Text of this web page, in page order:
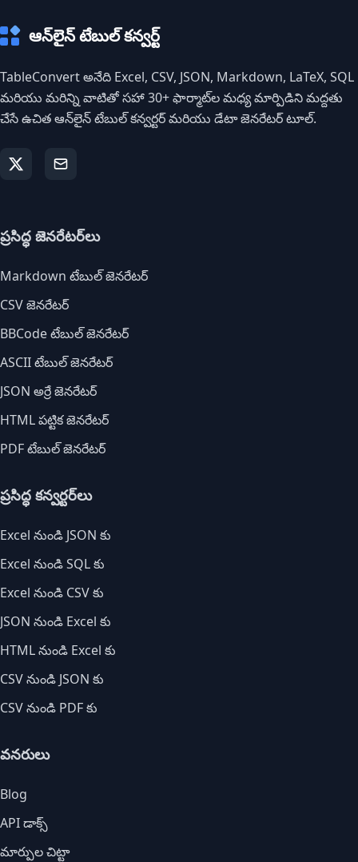
ఆన్‌లైన్ టేబుల్ కన్వర్ట్
TableConvert అనేది Excel, CSV, JSON, Markdown, LaTeX, SQL
మరియు మరిన్ని వాటితో సహా 30+ ఫార్మాట్‌ల మధ్య మార్పిడిని మద్దతు
చేసే ఉచిత ఆన్‌లైన్ టేబుల్ కన్వర్టర్ మరియు డేటా జెనరేటర్ టూల్.
ప్రసిద్ధ జెనరేటర్‌లు
Markdown టేబుల్ జెనరేటర్
CSV జెనరేటర్
BBCode టేబుల్ జెనరేటర్
ASCII టేబుల్ జెనరేటర్
JSON అర్రే జెనరేటర్
HTML పట్టిక జెనరేటర్
PDF టేబుల్ జెనరేటర్
ప్రసిద్ధ కన్వర్టర్‌లు
Excel నుండి JSON కు
Excel నుండి SQL కు
Excel నుండి CSV కు
JSON నుండి Excel కు
HTML నుండి Excel కు
CSV నుండి JSON కు
CSV నుండి PDF కు
వనరులు
Blog
API డాక్స్
మార్పుల చిట్టా